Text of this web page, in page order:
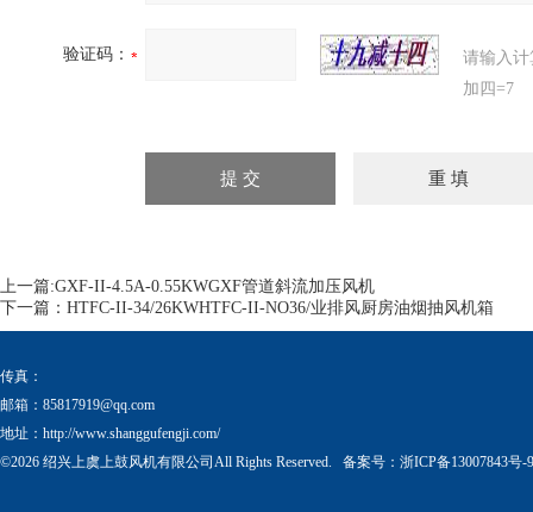
验证码：
请输入
加四=7
上一篇:GXF-II-4.5A-0.55KWGXF管道斜流加压风机
下一篇： HTFC-II-34/26KWHTFC-II-NO36/业排风厨房油烟抽风机箱
传真：
邮箱： 85817919@qq.com
地址：http://www.shanggufengji.com/
©2026 绍兴上虞上鼓风机有限公司All Rights Reserved. 备案号： 浙ICP备13007843号-9